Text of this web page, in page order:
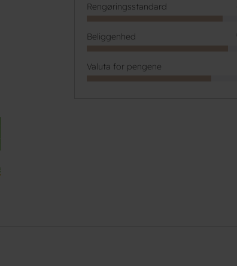
Rengøringsstandard
Beliggenhed
Valuta for pengene